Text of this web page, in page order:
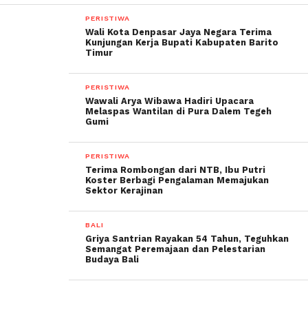
PERISTIWA
Wali Kota Denpasar Jaya Negara Terima
Kunjungan Kerja Bupati Kabupaten Barito
Timur
PERISTIWA
Wawali Arya Wibawa Hadiri Upacara
Melaspas Wantilan di Pura Dalem Tegeh
Gumi
PERISTIWA
Terima Rombongan dari NTB, Ibu Putri
Koster Berbagi Pengalaman Memajukan
Sektor Kerajinan
BALI
Griya Santrian Rayakan 54 Tahun, Teguhkan
Semangat Peremajaan dan Pelestarian
Budaya Bali